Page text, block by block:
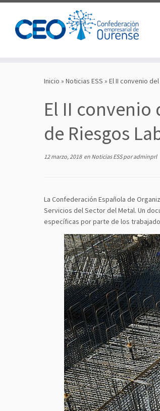
Inicio » Noticias ESS » El II convenio
El II
de Riesgos
12 marzo, 2018en Noticias ESSporadminprl
La Confederación Española de
Servicios del Sector del Metal. Un
específicas por parte de los